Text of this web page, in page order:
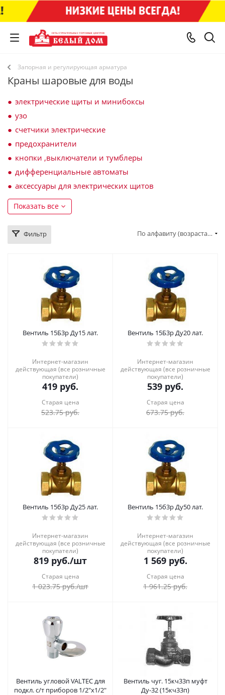
Запорная и регулирующая арматура
Краны шаровые для воды
электрические щиты и минибоксы
узо
счетчики электрические
предохранители
кнопки ,выключатели и тумблеры
дифференциальные автоматы
аксессуары для электрических щитов
Показать все
Фильтр По алфавиту (возрастание)
Вентиль 15Б3р Ду15 лат.
Интернет-магазин
действующая (все розничные
покупатели)
419 руб.
Старая цена
523.75руб.
Вентиль 15Б3р Ду20 лат.
Интернет-магазин
действующая (все розничные
покупатели)
539 руб.
Старая цена
673.75руб.
Вентиль 15б3р Ду25 лат.
Интернет-магазин
действующая (все розничные
покупатели)
819 руб./шт
Старая цена
1 023.75руб./шт
Вентиль 15б3р Ду50 лат.
Интернет-магазин
действующая (все розничные
покупатели)
1 569руб.
Старая цена
1 961.25руб.
Вентиль угловой VALTEC для
подкл. с/т приборов 1/2"х1/2"
Вентиль чуг. 15кч33п муфт
Ду-32 (15кч33п)